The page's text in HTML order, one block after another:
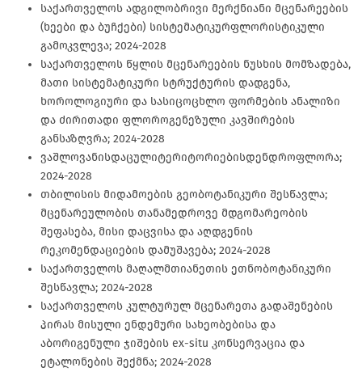
საქართველოს ადგილობრივი მერქნიანი მცენარეების
(ხეები და ბუჩქები) სისტემატიკურფლორისტიკული
გამოკვლევა; 2024-2028
საქართველოს წყლის მცენარეების ნუსხის მომზადება,
მათი სისტემატიკური სტრუქტურის დადგენა,
ხოროლოგიური და სასიცოცხლო ფორმების ანალიზი
და ძირითადი ფლოროგენეზული კავშირების
განსაზღვრა; 2024-2028
ვაშლოვანისდაცულიტერიტორიებისდენდროფლორა;
2024-2028
თბილისის მიდამოების გეობოტანიკური შესწავლა;
მცენარეულობის თანამედროვე მდგომარეობის
შეფასება, მისი დაცვისა და აღდგენის
რეკომენდაციების დამუშავება; 2024-2028
საქართველოს მაღალმთიანეთის ეთნობოტანიკური
შესწავლა; 2024-2028
საქართველოს კულტურულ მცენარეთა გადაშენების
პირას მისული ენდემური სახეობებისა და
აბორიგენული ჯიშების ex-situ კონსერვაცია და
ეტალონების შექმნა; 2024-2028